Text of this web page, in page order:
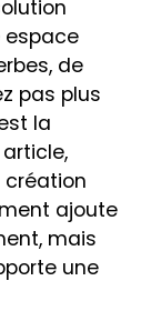
espace
de
pas plus
la
création
ajoute
mais
une